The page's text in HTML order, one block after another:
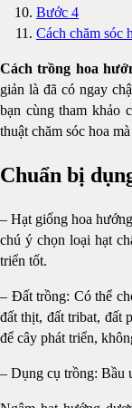
Bước 4
Cách chăm sóc
Cách trồng hoa
giản là đã có ngay
bạn cùng tham khảo
thuật chăm sóc hoa
Chuẩn bị
– Hạt giống hoa
chú ý chọn loại hạt
triển tốt.
– Đất trồng: Có thể
đất thịt, đất tribat, đất
để cây phát triển,
– Dụng cụ trồng: Bầu